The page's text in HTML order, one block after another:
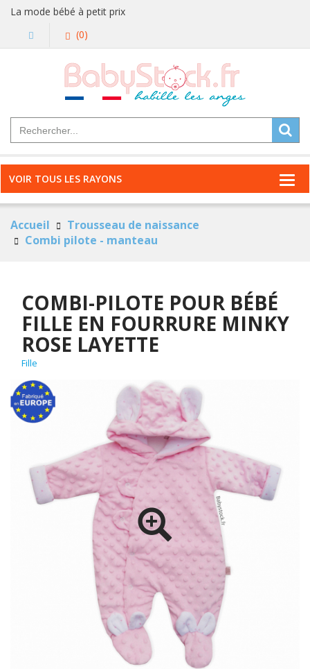
La mode bébé à petit prix
(0)
VOIR TOUS LES RAYONS
Accueil
Trousseau de naissance
Combi pilote - manteau
COMBI-PILOTE POUR BÉBÉ
FILLE EN FOURRURE MINKY
ROSE LAYETTE
Fille